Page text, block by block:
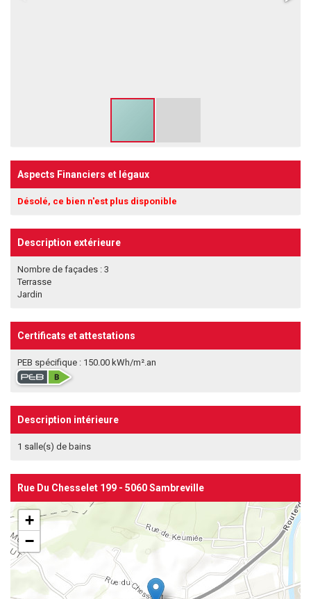
Aspects Financiers et légaux
Désolé, ce bien n'est plus disponible
Description extérieure
Nombre de façades : 3
Terrasse
Jardin
Certificats et attestations
PEB spécifique : 150.00 kWh/m².an
Description intérieure
1 salle(s) de bains
Rue Du Chesselet 199 - 5060 Sambreville
+
−